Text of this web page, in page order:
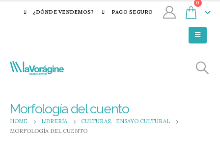
¿DÓNDE VENDEMOS? PAGO SEGURO
0
Morfología del cuento
HOME LIBRERÍA CULTURAS,
ENSAYO CULTURAL
MORFOLOGÍA DEL CUENTO